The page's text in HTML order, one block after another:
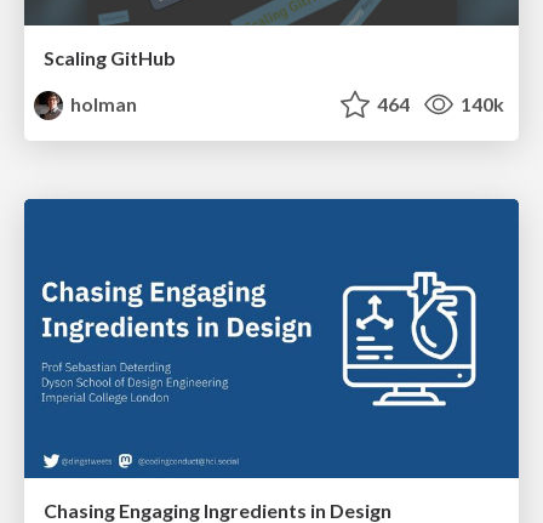
Scaling GitHub
holman
464 140k
Chasing Engaging Ingredients in Design